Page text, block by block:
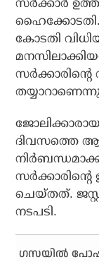
സര്‍ക്കാര്‍
ഹൈക്കോടതി.
കോടതി
ദിവസത്തെ
ചെയ്തത്.
നടപടി.
ഗസയിൽ